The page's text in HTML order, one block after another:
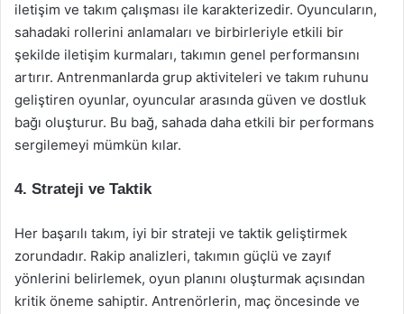
iletişim ve takım çalışması ile karakterizedir. Oyuncuların,
sahadaki rollerini anlamaları ve birbirleriyle etkili bir
şekilde iletişim kurmaları, takımın genel performansını
artırır. Antrenmanlarda grup aktiviteleri ve takım ruhunu
geliştiren oyunlar, oyuncular arasında güven ve dostluk
bağı oluşturur. Bu bağ, sahada daha etkili bir performans
sergilemeyi mümkün kılar.
4. Strateji ve Taktik
Her başarılı takım, iyi bir strateji ve taktik geliştirmek
zorundadır. Rakip analizleri, takımın güçlü ve zayıf
yönlerini belirlemek, oyun planını oluşturmak açısından
kritik öneme sahiptir. Antrenörlerin, maç öncesinde ve